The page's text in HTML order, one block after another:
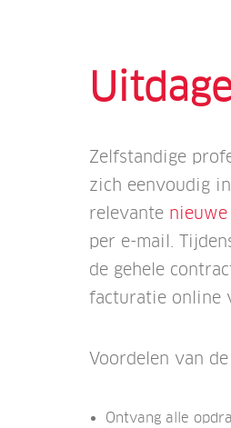
Zelfstandige
zich eenvoudig
relevante nieuwe
per e-mail.
de gehele
facturatie online
Voordelen van
Ontvang alle